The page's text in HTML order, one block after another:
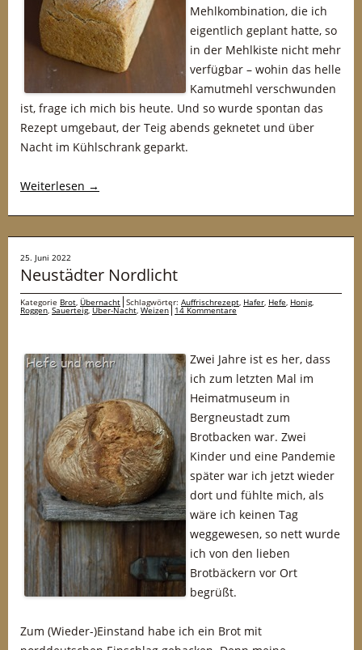
Mehlkombination, die ich
eigentlich geplant hatte, so
in der Mehlkiste nicht mehr
verfügbar – wohin das helle
Kamutmehl verschwunden
ist, frage ich mich bis heute. Und so wurde spontan das
Rezept umgebaut, der Teig abends geknetet und über
Nacht im Kühlschrank geparkt.
Weiterlesen →
25. Juni 2022
Neustädter Nordlicht
Kategorie Brot, Übernacht Schlagwörter: Auffrischrezept, Hafer, Hefe, Honig,
Roggen, Sauerteig,Über-Nacht, Weizen 14 Kommentare
Zwei Jahre ist es her, dass
ich zum letzten Mal im
Heimatmuseum in
Bergneustadt zum
Brotbacken war. Zwei
Kinder und eine Pandemie
später war ich jetzt wieder
dort und fühlte mich, als
wäre ich keinen Tag
weggewesen, so nett wurde
ich von den lieben
Brotbäckern vor Ort
begrüßt.
Zum (Wieder-)Einstand habe ich ein Brot mit